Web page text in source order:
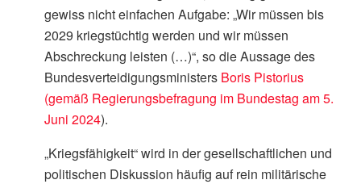
gewiss nicht einfachen Aufgabe: „Wir müssen bis
2029 kriegstüchtig werden und wir müssen
Abschreckung leisten (…)“, so die Aussage des
Bundesverteidigungsministers Boris Pistorius
(gemäß Regierungsbefragung im Bundestag am 5.
Juni 2024).
„Kriegsfähigkeit“ wird in der gesellschaftlichen und
politischen Diskussion häufig auf rein militärische